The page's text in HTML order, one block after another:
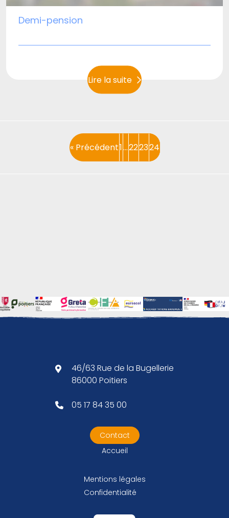
Demi-pension
Lire la suite
« PrécédentPage
1… Page
22 Page
23 Page
24
46/63 Rue de la Bugellerie
86000 Poitiers
05 17 84 35 00
Contact
Accueil
Mentions légales
Confidentialité